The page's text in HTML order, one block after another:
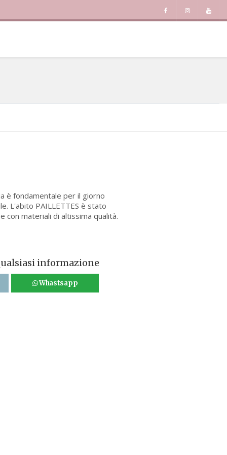
è fondamentale per il giorno
L'abito PAILLETTES è stato
con materiali di altissima qualità.
informazione
Whastsapp